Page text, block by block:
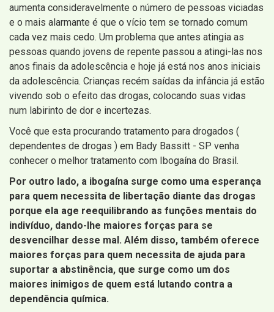
aumenta consideravelmente o número de pessoas viciadas
e o mais alarmante é que o vício tem se tornado comum
cada vez mais cedo. Um problema que antes atingia as
pessoas quando jovens de repente passou a atingi-las nos
anos finais da adolescência e hoje já está nos anos iniciais
da adolescência. Crianças recém saídas da infância já estão
vivendo sob o efeito das drogas, colocando suas vidas
num labirinto de dor e incertezas.
Você que esta procurando tratamento para drogados (
dependentes de drogas ) em Bady Bassitt - SP venha
conhecer o melhor tratamento com Ibogaína do Brasil.
Por outro lado, a ibogaína surge como uma esperança
para quem necessita de libertação diante das drogas
porque ela age reequilibrando as funções mentais do
indivíduo, dando-lhe maiores forças para se
desvencilhar desse mal. Além disso, também oferece
maiores forças para quem necessita de ajuda para
suportar a abstinência, que surge como um dos
maiores inimigos de quem está lutando contra a
dependência química.